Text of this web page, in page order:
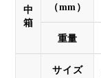
中
箱
（mm）
重量
サイズ